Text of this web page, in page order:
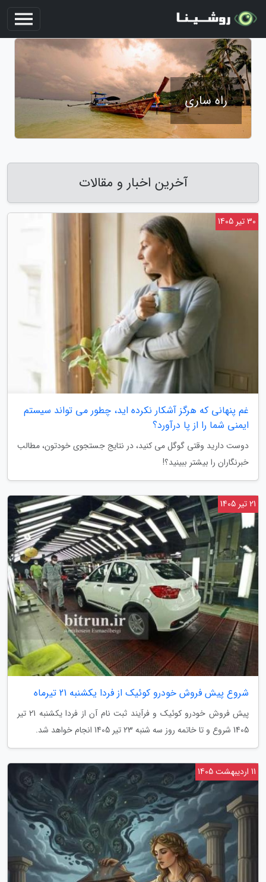
راه ساری
آخرین اخبار و مقالات
غم پنهانی که هرگز آشکار نکرده اید، چطور می تواند سیستم
ایمنی شما را از پا درآورد؟
دوست دارید وقتی گوگل می کنید، در نتایج جستجوی خودتون، مطالب
خبرنگاران را بیشتر ببینید؟!
30 تیر 1405
شروع پیش فروش خودرو کوئیک از فردا یکشنبه 21 تیرماه
پیش فروش خودرو کوئیک و فرآیند ثبت نام آن از فردا یکشنبه 21 تیر
1405 شروع و تا خاتمه روز سه شنبه 23 تیر 1405 انجام خواهد شد.
21 تیر 1405
11 اردیبهشت 1405